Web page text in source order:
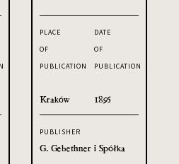
PLACE
OF
PUBLICATION
Kraków
DATE
OF
PUBLICATION
1895
PUBLISHER
G. Gebethner i Spółka